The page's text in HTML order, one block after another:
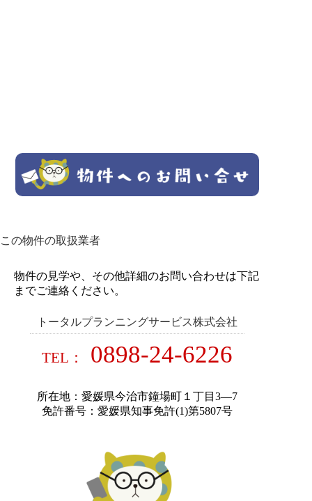
この物件の取扱業者
物件の見学や、その他詳細のお問い合わせは下記
までご連絡ください。
トータルプランニングサービス株式会社
TEL： 0898-24-6226
所在地：愛媛県今治市鐘場町１丁目3―7
免許番号：愛媛県知事免許(1)第5807号